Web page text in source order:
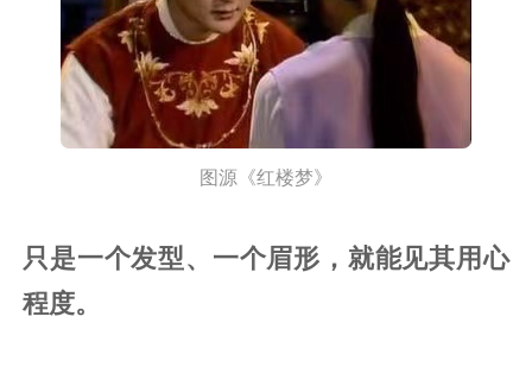
图源《红楼梦》
只是一个发型、一个眉形，就能见其用心
程度。